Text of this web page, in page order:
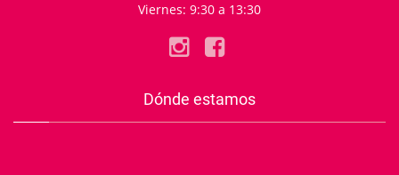
Viernes: 9:30 a 13:30
Dónde estamos